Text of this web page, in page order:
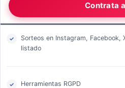
Contrata
Sorteos en Instagram,
listado
Herramientas RGPD